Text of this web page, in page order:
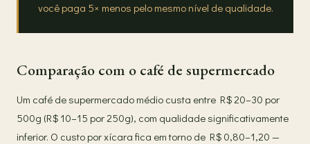
você paga 5× menos pelo mesmo nível de qualidade.
Comparação com o café de supermercado
Um café de supermercado médio custa entre R$ 20–30 por
500g (R$ 10–15 por 250g), com qualidade significativamente
inferior. O custo por xícara fica em torno de R$ 0,80–1,20 —